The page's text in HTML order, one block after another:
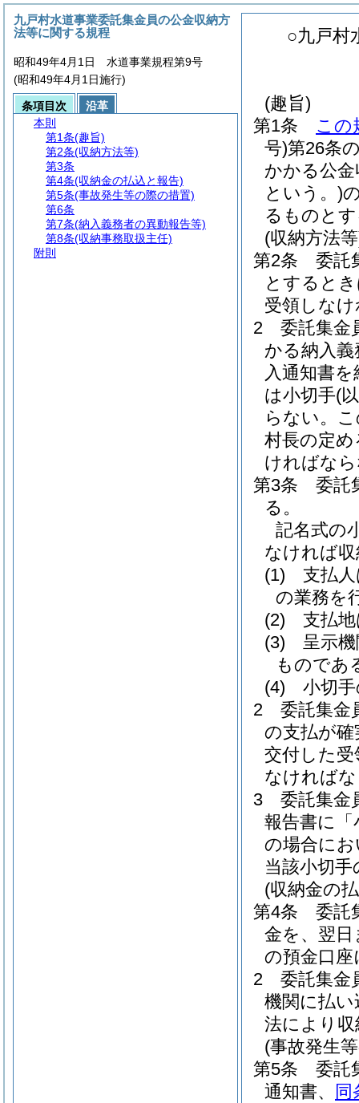
○九戸村
(趣旨)
第1条
この
号)第26条
かかる公
という。)
るものと
(収納方法
第2条
委託
とすると
受領しな
2
委託集金
かる納入
入通知書
は小切手(
らない。
村長の定
ければな
第3条
委託
る。
記名式の
なければ
(1)
支払
の業務を
(2)
支払
(3)
呈示
ものであ
(4)
小切
2
委託集金
の支払が
交付した
なければ
3
委託集金
報告書に
の場合に
当該小切
(収納金の
第4条
委託
金を、翌日
の預金口
2
委託集金
機関に払
法により
(事故発生
第5条
委託
通知書、
同
九戸村水道事業委託集金員の公金収納方
法等に関する規程
昭和49年4月1日 水道事業規程第9号
(昭和49年4月1日施行)
条項目次
沿革
本則
第1条(趣旨)
第2条(収納方法等)
第3条
第4条(収納金の払込と報告)
第5条(事故発生等の際の措置)
第6条
第7条(納入義務者の異動報告等)
第8条(収納事務取扱主任)
附則